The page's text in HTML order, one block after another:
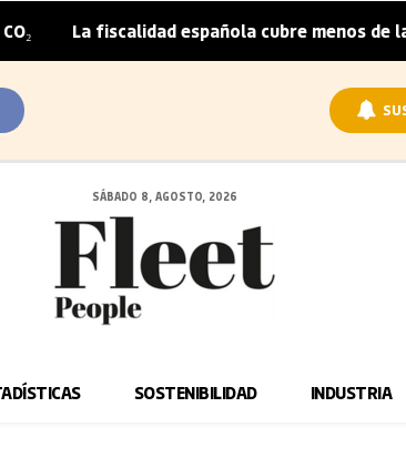
española cubre menos de la mitad del
SÁBADO 8, AGOSTO, 2026
SOSTENIBILIDAD INDUSTRIA